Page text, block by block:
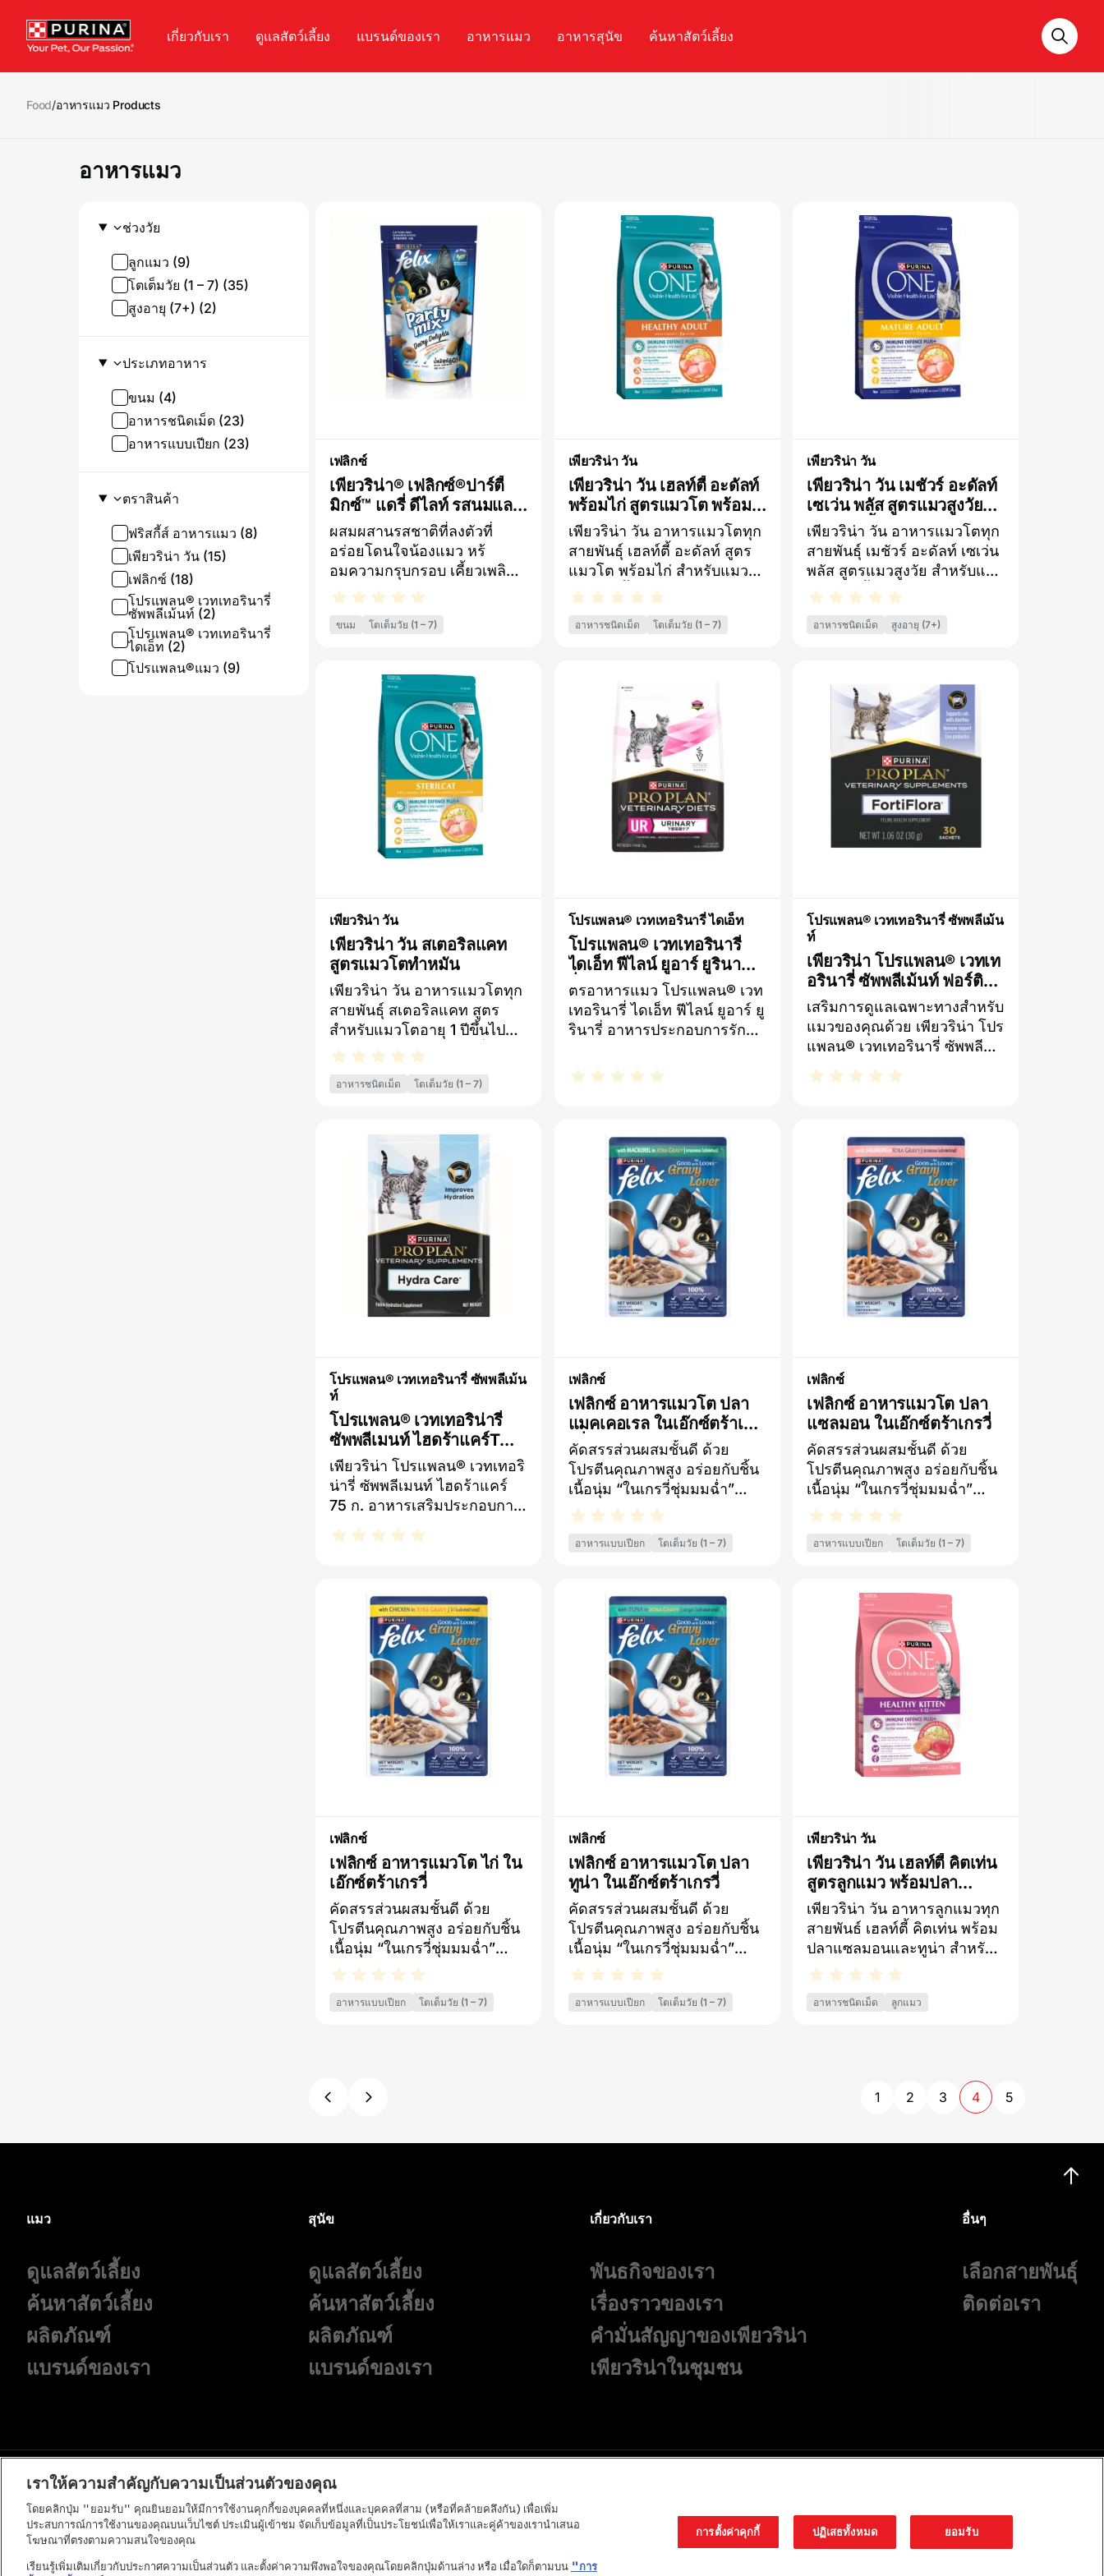
เกี่ยวกับเรา ดูแลสัตว์เลี้ยง แบรนด์ของเรา อาหารแมว อาหารสุนัข ค้นหาสัตว์เลี้ยง
Food/อาหารแมว Products
อาหารแมว
ช่วงวัย
ลูกแมว (9)
โตเต็มวัย (1 – 7) (35)
สูงอายุ (7+) (2)
ประเภทอาหาร
ขนม (4)
อาหารชนิดเม็ด (23)
อาหารแบบเปียก (23)
ตราสินค้า
ฟริสกี้ส์ อาหารแมว (8)
เพียวริน่า วัน (15)
เฟลิกซ์ (18)
โปรแพลน® เวทเทอรินารี่
ซัพพลีเม้นท์ (2)
โปรแพลน® เวทเทอรินารี่
ไดเอ็ท (2)
โปรแพลน®แมว (9)
เฟลิกซ์
เพียวริน่า® เฟลิกซ์®ปาร์ตี้
มิกซ์™ แดรี่ ดีไลท์ รสนมและ
เชดด้าร์ชีส
ผสมผสานรสชาติที่ลงตัวที่
อร่อยโดนใจน้องแมว หร้
อมความกรุบกรอบ เคี้ยวเพลิน
ด้วยเม็ดอาหาร รูปทรงใหม่ มี
ที่เป็นประโยชน์ต่อสุขภาพน้อง
ขนม โตเต็มวัย (1 – 7)
เพียวริน่า วัน
เพียวริน่า วัน เฮลท์ตี้ อะดัลท์
พร้อมไก่ สูตรแมวโต พร้อม
ไก่
เพียวริน่า วัน อาหารแมวโตทุก
สายพันธุ์ เฮลท์ตี้ อะดัลท์ สูตร
แมวโต พร้อมไก่ สำหรับแมว
อายุ 1 ปีขึ้นไป ชนิดเม็ด ช่วยใน
วัตถุดิบคุณภาพสูงIMMUNE
เพื่อสนับสนุนการทำงานของ
ระบบภูมิคุ้มกันระบบย่อยอาหาร
และขับถ่ายดีจากใยอาหารจาก
ธรรมชาติฟันแข็งแรง ลดการ
เกิดคราบหินปูนจากเม็ดอาหาร
กรุบกรอบขนาดเล็กช่วยขัดฟัน
อาหารชนิดเม็ด โตเต็มวัย (1 – 7)
เพียวริน่า วัน
เพียวริน่า วัน เมชัวร์ อะดัลท์
เซเว่น พลัส สูตรแมวสูงวัย
อายุ 7 ปีขึ้นไป
เพียวริน่า วัน อาหารแมวโตทุก
สายพันธุ์ เมชัวร์ อะดัลท์ เซเว่น
พลัส สูตรแมวสูงวัย สำหรับแมว
อายุ 7 ปีขึ้นไป ชนิดเม็ด ช่วยลด
ปัสสาวะจากกรดไขมันโอเมก้า
ลงตัวเพื่อสนับสนุนการทำงาน
ของระบบภูมิคุ้มกันกระดูกแข็ง
แรงและการเคลื่อนไหวที่คล่อง
ตัวด้วยแร่ธาตุ วิตามินดี และ
ร่างกายที่สมส่วนดูแลการ
ทำงานของสมองด้วย DHA โค
ลีน วิตามินและแร่ธาตุ
อาหารชนิดเม็ด สูงอายุ (7+)
เพียวริน่า วัน
เพียวริน่า วัน สเตอริลแคท
สูตรแมวโตทำหมัน
เพียวริน่า วัน อาหารแมวโตทุก
สายพันธุ์ สเตอริลแคท สูตร
สำหรับแมวโตอายุ 1 ปีขึ้นไป
ทำหมัน ชนิดเม็ด แคลอรี่
ปริมาณที่แนะนำในการให้
เพื่อช่วยลดการก่อตัวของก้อน
ขนช่วยควบคุมค่าความเป็นก
รดด่างในปัสสาวะใหะเหมาะสม
ด้วยแร่ธาตุที่สมดุล
อาหารชนิดเม็ด โตเต็มวัย (1 – 7)
โปรแพลน® เวทเทอรินารี่ ไดเอ็ท
โปรแพลน® เวทเทอรินารี่
ไดเอ็ท ฟีไลน์ ยูอาร์ ยูรินา
รี่TM อาหารประกอบการ
รักษาโรคสำหรับแมว
ตรอาหารแมว โปรแพลน® เวท
เทอรินารี่ ไดเอ็ท ฟีไลน์ ยูอาร์ ยู
รินารี่ อาหารประกอบการรักษา
จากวัตถุดิบคุณภาพสูง และถูก
ST/OX Feline นี้ได้รับการปรับ
สมดุลอย่างเหมาะสมเพื่อส่ง
เสริมสุขภาพไต เพิ่มปริมาณ
ปัสสาวะและการดื่มน้ำ พร้อม
มอบสารอาหารที่เหมาะสมที่สุด
สำหรับแมวโตเต็มวัย.การ
คิดค้นสูตรอาหารประกอบการ
รักษาโรคของ Purina เกิดจาก
ความร่วมมือระหว่างนัก
ปัสสาวะของแมวคุณด้วยสูตร
อาหารแมวชนิดเม็ด โปรแพ
ลน® เวทเทอรินารี่ ไดเอ็ท ฟี
ไลน์ ยูอาร์ ยูรินารี่ โปรแพลน®
เวทเทอรินารี่ ไดเอ็ท ฟีไลน์ ยู
อาร์ ยูรินารี่ ได้รับการพัฒนา
สูตรให้มีระดับสารอาหารที่ตรง
ตามมาตรฐานของ AAFCO
(สมาคมควบคุมอาหารสัตว์แห่ง
ขนาด 500 ก., 2 กก.
โปรแพลน® เวทเทอรินารี่ ซัพพลีเม้น
ท์
เพียวริน่า โปรแพลน® เวทเท
อรินารี่ ซัพพลีเม้นท์ ฟอร์ติฟล
อร่า® ฟีไลน์ โพรไบโอติก
สำหรับแมว
เสริมการดูแลเฉพาะทางสำหรับ
แมวของคุณด้วย เพียวริน่า โปร
แพลน® เวทเทอรินารี่ ซัพพลี
เม้นท์ ฟอร์ติฟลอร่า® ฟีไลน์
ผลิตภัณฑ์เสริมอาหารชนิดผง
จัดการภาวะท้องเสียในแมว
อย่างปลอดภัยและมี
ประสิทธิภาพ โดยสามารถโรย
ลงบนอาหารประจำวันของแมว
ได้อย่างง่ายดายคุณสมบัติเด่น
ของ FortiFlora® สำหรับแมว:
มีสายพันธุ์โปรไบโอติกที่ได้รับ
การพิสูจน์แล้วว่าช่วยส่ง
เสริมสุขภาพและสมดุลของ
ลำไส้มีระดับจุลินทรีย์มีชีวิตที่
เสริมจุลินทรีย์ที่เป็นประโยชน์
ในลำไส้ใช้กระบวนการไมโคร
แคปซูลเฉพาะเพื่อเพิ่มความ
เสถียรและการอยู่รอดของโปร
ไบโอติกจนถึงลำไส้เสริมสาร
ต้านอนุมูลอิสระเพื่อช่วย
สนับสนุนระบบภูมิคุ้มกันของ
แมวเหมาะสำหรับทั้งลูกแมว
และแมวโต ขนาด ซองละ 1.06
ออนซ์, กล่องละ 30 กรัม
โปรแพลน® เวทเทอรินารี่ ซัพพลีเม้น
ท์
โปรแพลน® เวทเทอริน่ารี่
ซัพพลีเมนท์ ไฮดร้าแคร์TM
อาหารเสริมประกอบการ
รักษาโรคสำหรับแมว ชนิด
เปียก
เพียวริน่า โปรแพลน® เวทเทอริ
น่ารี่ ซัพพลีเมนท์ ไฮดร้าแคร์
75 ก. อาหารเสริมประกอบการ
รักษาโรคสำหรับแมว ชนิด
เปียก ขนาด 75 ก. คือ
ร่างกาย ด้วยสูตรที่มีรสชาติ
อร่อยและได้รับการพิสูจน์แล้ว
ว่าสามารถเพิ่มปริมาณการดื่ม
น้ำของแมว และช่วยเจือจาง
ปัสสาวะ ซึ่งเป็นประโยชน์ต่อ
สุขภาพทางเดินปัสสาวะโดย
รวมขนาด 75 ก.
เฟลิกซ์
เฟลิกซ์ อาหารแมวโต ปลา
แมคเคอเรล ในเอ๊กซ์ตร้าเก
รวี่​
คัดสรรส่วนผสมชั้นดี ด้วย
โปรตีนคุณภาพสูง อร่อยกับชิ้น
เนื้อนุ่ม “ในเกรวี่ชุ่มมมฉ่ำ”
แสนอร่อย ​หอมเย้ายวนเกินเจ้า
ซอสเกรวี่ชุ่มฉ่ำแสนอร่อย มี
จำเป็น แร่ธาตุที่จำเป็นกับความ
ต้องการ พร้อมทั้งวิตามินดี และ
อี​สารอาหารครบถ้วนสมดุล
อุดมไปด้วยสารอาหารที่มี
ประโยชน์ ซึ่งเหมาะสมกับความ
ต้องการในแต่ละวันของแมว
(100% Complete and
Balance)
อาหารแบบเปียก โตเต็มวัย (1 – 7)
เฟลิกซ์
เฟลิกซ์ อาหารแมวโต ปลา
แซลมอน ในเอ๊กซ์ตร้าเกรวี่​
คัดสรรส่วนผสมชั้นดี ด้วย
โปรตีนคุณภาพสูง อร่อยกับชิ้น
เนื้อนุ่ม “ในเกรวี่ชุ่มมมฉ่ำ”
แสนอร่อย ​หอมเย้ายวนเกินเจ้า
ซอสเกรวี่ชุ่มฉ่ำแสนอร่อย มี
จำเป็น แร่ธาตุที่จำเป็นกับความ
ต้องการ พร้อมทั้งวิตามินดี และ
อี​สารอาหารครบถ้วนสมดุล
อุดมไปด้วยสารอาหารที่มี
ประโยชน์ ซึ่งเหมาะสมกับความ
ต้องการในแต่ละวันของแมว
(100% Complete and
Balance)​
อาหารแบบเปียก โตเต็มวัย (1 – 7)
เฟลิกซ์
เฟลิกซ์ อาหารแมวโต ไก่ ใน
เอ๊กซ์ตร้าเกรวี่
คัดสรรส่วนผสมชั้นดี ด้วย
โปรตีนคุณภาพสูง อร่อยกับชิ้น
เนื้อนุ่ม “ในเกรวี่ชุ่มมมฉ่ำ”
แสนอร่อย ​หอมเย้ายวนเกินเจ้า
ซอสเกรวี่ชุ่มฉ่ำแสนอร่อย มี
อี​สารอาหารครบถ้วนสมดุล
ประโยชน์ ซึ่งเหมาะสมกับความ
อาหารแบบเปียก โตเต็มวัย (1 – 7)
เฟลิกซ์
เฟลิกซ์ อาหารแมวโต ปลา
ทูน่า ในเอ๊กซ์ตร้าเกรวี่​
​คัดสรรส่วนผสมชั้นดี ด้วย
โปรตีนคุณภาพสูง อร่อยกับชิ้น
เนื้อนุ่ม “ในเกรวี่ชุ่มมมฉ่ำ”
แสนอร่อย ​หอมเย้ายวนเกินเจ้า
ซอสเกรวี่ชุ่มฉ่ำแสนอร่อย มี
ประโยชน์ ซึ่งเหมาะสมกับความ
อาหารแบบเปียก โตเต็มวัย (1 – 7)
เพียวริน่า วัน
เพียวริน่า วัน เฮลท์ตี้ คิตเท่น
สูตรลูกแมว พร้อมปลา
แซลมอนและทูน่า
เพียวริน่า วัน อาหารลูกแมวทุก
สายพันธ์ เฮลท์ตี้ คิตเท่น พร้อม
ปลาแซลมอนและทูน่า สำหรับ
ลูกแมวอายุ 1 – 12 เดือน​ วย
มองเห็นจาก DHA และวิตามิน
ของระบบภูมิคุ้มกัน​หัวใจและ
กล้ามเนื้อแข็งแรงจากโปรตีน
กระดูกแข็งแรงจากสัดส่วน
อาหารชนิดเม็ด ลูกแมว
1 2 3 4 5
แมว
ดูแลสัตว์เลี้ยง
ค้นหาสัตว์เลี้ยง
ผลิตภัณฑ์
แบรนด์ของเรา
สุนัข
ดูแลสัตว์เลี้ยง
ค้นหาสัตว์เลี้ยง
ผลิตภัณฑ์
แบรนด์ของเรา
เกี่ยวกับเรา
พันธกิจของเรา
เรื่องราวของเรา
คำมั่นสัญญาของเพียวริน่า
เพียวริน่าในชุมชน
อื่นๆ
เลือกสายพันธุ์
ติดต่อเรา
ข้อตกลงและเงื่อนไขสำหรับเว็บไซต์นโยบายความเป็นส่วนตัวนโยบาย Cookies
เราให้ความสำคัญกับความเป็นส่วนตัวของคุณ
โดยคลิกปุ่ม "ยอมรับ" คุณยินยอมให้มีการใช้งานคุกกี้ของบุคคลที่หนึ่งและบุคคลที่สาม (หรือที่คล้ายคลึงกัน) เพื่อเพิ่ม
ประสบการณ์การใช้งานของคุณบนเว็บไซต์ ประเมินผู้เข้าชม จัดเก็บข้อมูลที่เป็นประโยชน์เพื่อให้เราและคู่ค้าของเรานำเสนอ
โฆษณาที่ตรงตามความสนใจของคุณ
เรียนรู้เพิ่มเติมเกี่ยวกับประกาศความเป็นส่วนตัว และตั้งค่าความพึงพอใจของคุณโดยคลิกปุ่มด้านล่าง หรือ เมื่อใดก็ตามบน "การ
การตั้งค่าคุกกี้ ปฏิเสธทั้งหมด ยอมรับ